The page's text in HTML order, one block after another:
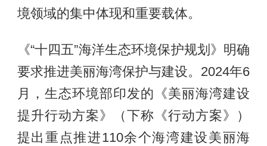
境领域的集中体现和重要载体。
《“十四五”海洋生态环境保护规划》明确
要求推进美丽海湾保护与建设。2024年6
月，生态环境部印发的《美丽海湾建设
提升行动方案》（下称《行动方案》）
提出重点推进110余个海湾建设美丽海